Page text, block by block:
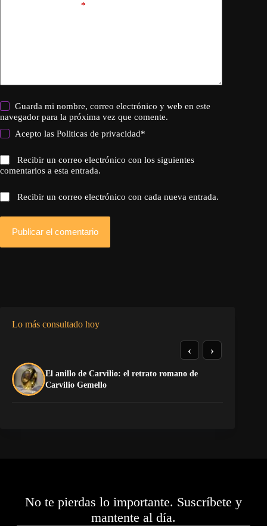
*
Guarda mi nombre, correo electrónico y web en este
navegador para la próxima vez que comente.
Acepto lasPoliticas de privacidad*
Recibir un correo electrónico con los siguientes
comentarios a esta entrada.
Recibir un correo electrónico con cada nueva entrada.
Publicar el comentario
Lo más consultado hoy
El anillo de Carvilio: el retrato romano de
Carvilio Gemello
‹ ›
No te pierdas lo importante. Suscríbete y
mantente al día.